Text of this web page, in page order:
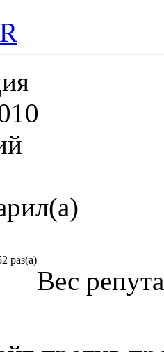
раз(а)
Вес